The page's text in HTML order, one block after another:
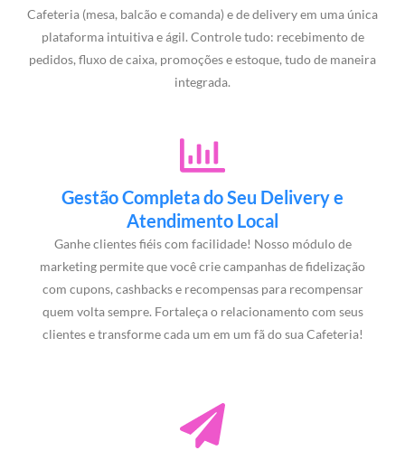
Cafeteria (mesa, balcão e comanda) e de delivery em uma única
plataforma intuitiva e ágil. Controle tudo: recebimento de
pedidos, fluxo de caixa, promoções e estoque, tudo de maneira
integrada.
Gestão Completa do Seu Delivery e
Atendimento Local
Ganhe clientes fiéis com facilidade! Nosso módulo de
marketing permite que você crie campanhas de fidelização
com cupons, cashbacks e recompensas para recompensar
quem volta sempre. Fortaleça o relacionamento com seus
clientes e transforme cada um em um fã do sua Cafeteria!